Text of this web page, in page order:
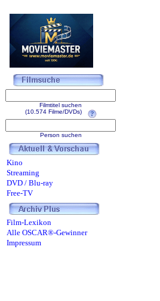
Filmtitel suchen
(10.574 Filme/DVDs)
Person suchen
Kino
Streaming
DVD / Blu-ray
Free-TV
Film-Lexikon
Alle OSCAR®-Gewinner
Impressum